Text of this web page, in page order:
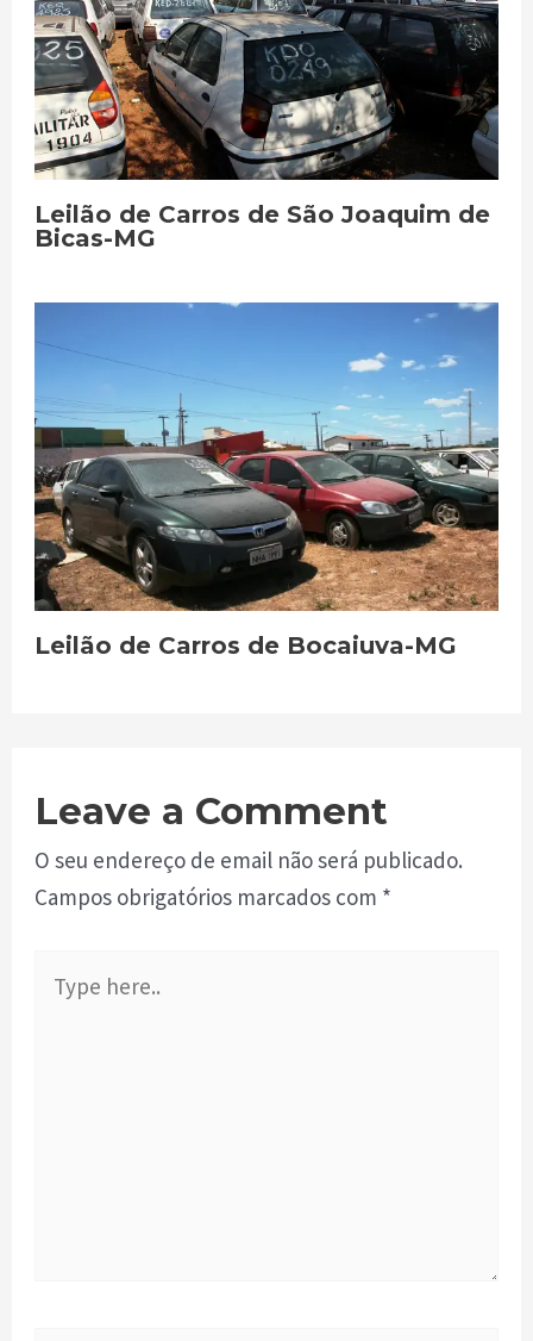
Leilão de Carros de São Joaquim de
Bicas-MG
Leilão de Carros de Bocaiuva-MG
Leave a Comment
O seu endereço de email não será publicado.
Campos obrigatórios marcados com *
here..